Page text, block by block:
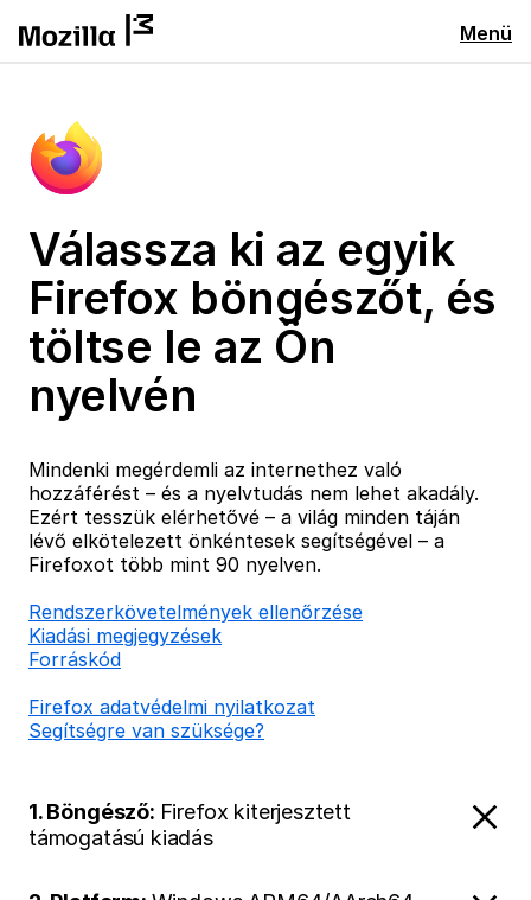
Menü
Válassza ki az egyik
Firefox böngészőt, és
töltse le az Ön
nyelvén
Mindenki megérdemli az internethez való
hozzáférést – és a nyelvtudás nem lehet akadály.
Ezért tesszük elérhetővé – a világ minden táján
lévő elkötelezett önkéntesek segítségével – a
Firefoxot több mint 90 nyelven.
Rendszerkövetelmények ellenőrzése
Kiadási megjegyzések
Forráskód
Firefox adatvédelmi nyilatkozat
Segítségre van szüksége?
1. Böngésző: Firefox kiterjesztett
támogatású kiadás